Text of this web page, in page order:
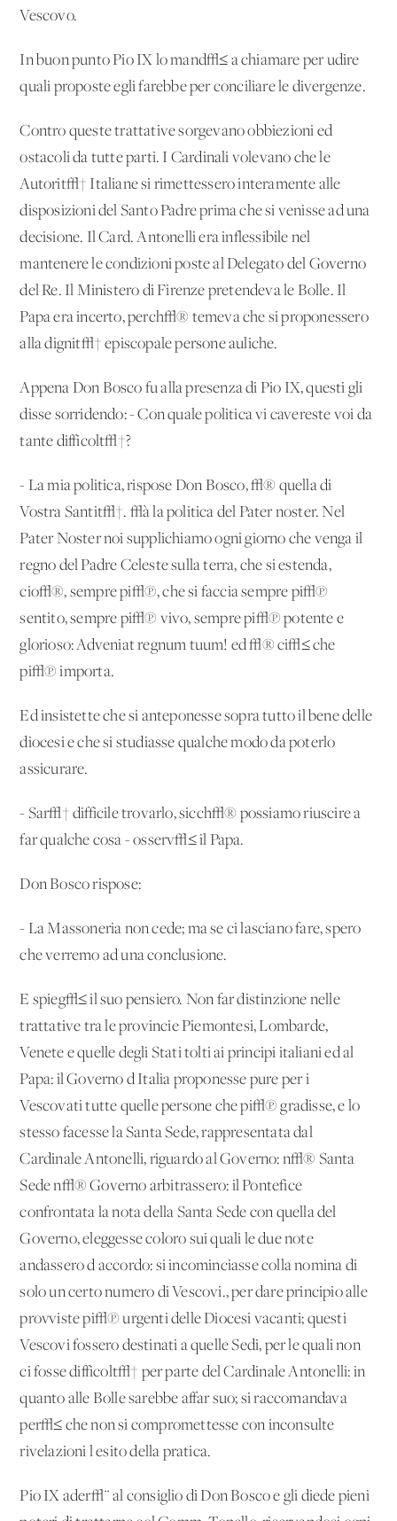
Vescovo.
In buon punto Pio IX lo mand√≤ a chiamare per udire
quali proposte egli farebbe per conciliare le divergenze.
Contro queste trattative sorgevano obbiezioni ed
ostacoli da tutte parti. I Cardinali volevano che le
Autorit√† Italiane si rimettessero interamente alle
disposizioni del Santo Padre prima che si venisse ad una
decisione. Il Card. Antonelli era inflessibile nel
mantenere le condizioni poste al Delegato del Governo
del Re. Il Ministero di Firenze pretendeva le Bolle. Il
Papa era incerto, perch√® temeva che si proponessero
alla dignit√† episcopale persone auliche.
Appena Don Bosco fu alla presenza di Pio IX, questi gli
disse sorridendo: - Con quale politica vi cavereste voi da
tante difficolt√†?
- La mia politica, rispose Don Bosco, √® quella di
Vostra Santit√†. √à la politica del Pater noster. Nel
Pater Noster noi supplichiamo ogni giorno che venga il
regno del Padre Celeste sulla terra, che si estenda,
cio√®, sempre pi√π, che si faccia sempre pi√π
sentito, sempre pi√π vivo, sempre pi√π potente e
glorioso: Adveniat regnum tuum! ed √® ci√≤ che
pi√π importa.
Ed insistette che si anteponesse sopra tutto il bene delle
diocesi e che si studiasse qualche modo da poterlo
assicurare.
- Sar√† difficile trovarlo, sicch√® possiamo riuscire a
far qualche cosa - osserv√≤ il Papa.
Don Bosco rispose:
- La Massoneria non cede; ma se ci lasciano fare, spero
che verremo ad una conclusione.
E spieg√≤ il suo pensiero. Non far distinzione nelle
trattative tra le provincie Piemontesi, Lombarde,
Venete e quelle degli Stati tolti ai principi italiani ed al
Papa: il Governo d'Italia proponesse pure per i
Vescovati tutte quelle persone che pi√π gradisse, e lo
stesso facesse la Santa Sede, rappresentata dal
Cardinale Antonelli, riguardo al Governo: n√® Santa
Sede n√® Governo arbitrassero: il Pontefice
confrontata la nota della Santa Sede con quella del
Governo, eleggesse coloro sui quali le due note
andassero d'accordo: si incominciasse colla nomina di
solo un certo numero di Vescovi., per dare principio alle
provviste pi√π urgenti delle Diocesi vacanti; questi
Vescovi fossero destinati a quelle Sedi, per le quali non
ci fosse difficolt√† per parte del Cardinale Antonelli: in
quanto alle Bolle sarebbe affar suo; si raccomandava
per√≤ che non si compromettesse con inconsulte
rivelazioni l'esito della pratica.
Pio IX ader√¨ al consiglio di Don Bosco e gli diede pieni